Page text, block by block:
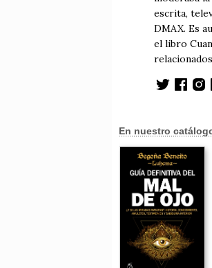
escrita,
DMAX. Es
el libro
En nuestro